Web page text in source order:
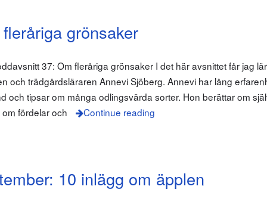
grönsaker
37: Om fleråriga grönsaker I det här avsnittet får jag
och trädgårdsläraren Annevi Sjöberg. Annevi har lång
och tipsar om många odlingsvärda sorter. Hon berättar om
fördelar och
Continue reading
10 inlägg om äpplen